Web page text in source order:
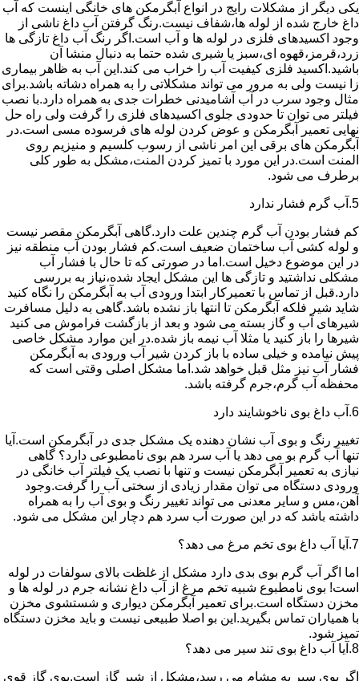
یکی دیگر از مشکلات رایج در انواع آبگرمکن های خانگی اینست که آب
داغ خارج شده از لوله ها،شفاف نیست.رنگ گرفتن آب داغ ناشی از
وجود اکسیدهای فلزی در لوله ها و آب است.اگر رنگ آب داغ تازگی ها
زرد،قرمز،قهوه ای،سبز یا شیری شده حتما به دنبال منشا آن
باشید.اکسید فلزی کیفیت آب را خراب می کند.این آب به ظاهر بیماری
زا نیست ولی به مرور می تواند مشکلاتی را به همراه دشاته باشد.برای
مثال وجود سرب در آب آشامیدنی خطرات جدی به همراه دارد.با نصب
فیلتر می توان تا حدودی جلوی اکسیدهای فلزی را گرفت ولی راه حل
نهایی تعمیر آبگرمکن و عوض کردن لوله های فرسوده مسی است.در
آبگرمکن های برقی این امر ناشی از رسوب کلسیم و منیزیم روی
المنت است.در این مورد با تمیز کردن المنت،مشکل به طور کلی
برطرف می شود.
5.آب گرم فشار ندارد
کم فشار بودن آب گرم چندین علت دارد.گاهی آبگرمکن مقصر نیست
و لوله کشی آب ساختمان ضعیف است.کم فشار بودن آب منطقه نیز
در این موضوع دخیل است.اما در صورتی که تا حال با فشار آب
مشکلی نداشتید و تازگی ها این مشکل ایجاد شده،نیاز به بررسی
دارد.قبل از تماس با تعمیرکار ابتدا ورودی آب به آبگرمکن را نگاه کنید
شاید شیر فلکه آبگرمکن تا انتها باز نشده باشد.گاهی به دلیل مسافرت
شیرهای آب و گاز بسته می شود و بعد از بازگشت فراموش می کنید
شیرها را باز کنید یا مثلا آب نیمه باز شده.در این موارد مشکل خاصی
پیش نیامده و خیلی ساده با باز کردن شیر آب ورودی به آبگرمکن
فشار آب نیز مثل قبل خواهد شد.اما مشکل اصلی وقتی است که
محفظه آب گرم،جرم گرفته باشد.
6.آب داغ بوی ناخوشایند دارد
تغییر رنگ و بوی آب نشان دهنده یک مشکل جدی در آبگرمکن است.آیا
تنها آب گرم بو می دهد یا آب سرد هم بوی نامطبوعی دارد؟ گاهی
نیازی به تعمیر آبگرمکن نیست و تنها با نصب یک فیلتر آب خانگی در
ورودی دستگاه می توان مقدار زیادی از سختی آب را گرفت.وجود
آهن،مس و سایر معدنی می تواند تغییر رنگ و بوی آب را به همراه
داشته باشد که در این صورت آب سرد هم دچار این مشکل می شود.
7.آیا آب داغ بوی تخم مرغ می دهد؟
اما اگر آب گرم بوی بدی دارد مشکل از غلظت بالای سولفات در لوله
است! بوی نامطبوع شبیه تخم مرغ از آب داغ نشانه جرم در لوله ها و
مخزن دستگاه است.برای تعمیر آبگرمکن دیواری و شستشوی مخزن
با همیاران تماس بگیرید.این بو اصلا طبیعی نیست و باید مخزن دستگاه
تمیز شود.
8.آیا آب داغ بوی تند سیر می دهد؟
اگر بوی سیر به مشام می رسد،مشکل از شیر گاز است.بوی گاز قوی